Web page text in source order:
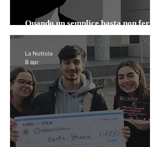
Quando un semplice basta non ferma
più la violenza del branco
La Nottola
8 apr